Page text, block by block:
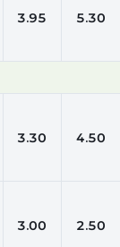
3.95 5.30
3.30 4.50
3.00 2.50